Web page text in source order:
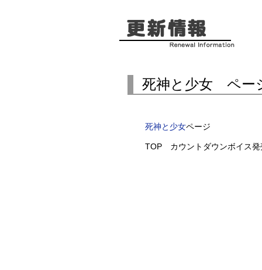
死神と少女 ペー
死神と少女ページ
TOP カウントダウンボイス発